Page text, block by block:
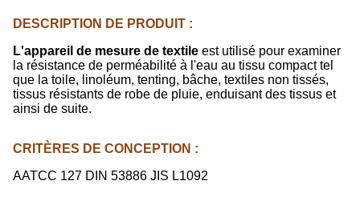
DESCRIPTION DE PRODUIT :
L'appareil de mesure de textile est utilisé pour examiner
la résistance de perméabilité à l'eau au tissu compact tel
que la toile, linoléum, tenting, bâche, textiles non tissés,
tissus résistants de robe de pluie, enduisant des tissus et
ainsi de suite.
CRITÈRES DE CONCEPTION :
AATCC 127 DIN 53886 JIS L1092